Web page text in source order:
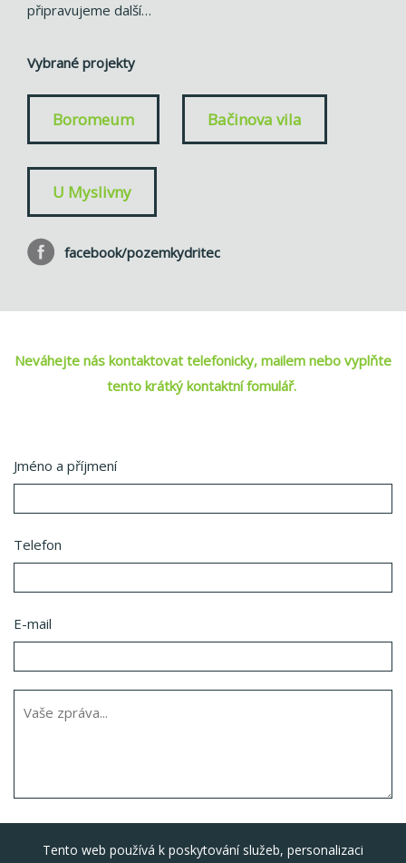
připravujeme další…
Vybrané projekty
Boromeum Bačinova vila
U Myslivny
facebook/pozemkydritec
Neváhejte nás kontaktovat telefonicky, mailem nebo vyplňte
tento krátký kontaktní fomulář.
Jméno a příjmení
Telefon
E-mail
Tento web používá k poskytování služeb, personalizaci